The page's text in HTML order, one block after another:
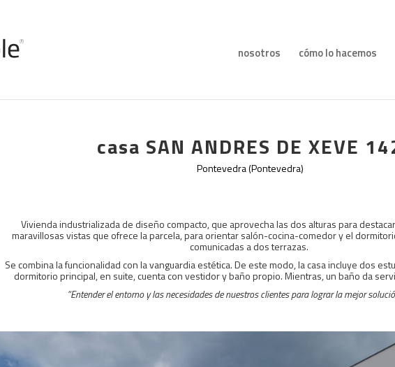
nosotros cómo lo hacemos
casa SAN ANDRES DE XEVE
Pontevedra (Pontevedra)
Vivienda industrializada de diseño compacto, que aprovecha las dos alturas para
maravillosas vistas que ofrece la parcela, para orientar salón-cocina-comedor y el
comunicadas a dos terrazas.
Se combina la funcionalidad con la vanguardia estética. De este modo, la casa incluye dos
dormitorio principal, en suite, cuenta con vestidor y baño propio. Mientras, un baño da
“Entender el entorno y las necesidades de nuestros clientes para lograr la mejor